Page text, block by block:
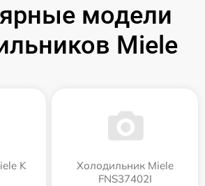
модели
Miele
K
Холодильник Miele
FNS37402I